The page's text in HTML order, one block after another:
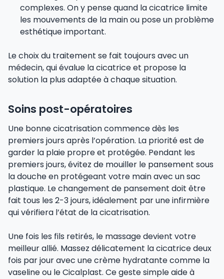
complexes. On y pense quand la cicatrice limite
les mouvements de la main ou pose un problème
esthétique important.
Le choix du traitement se fait toujours avec un
médecin, qui évalue la cicatrice et propose la
solution la plus adaptée à chaque situation.
Soins post-opératoires
Une bonne cicatrisation commence dès les
premiers jours après l’opération. La priorité est de
garder la plaie propre et protégée. Pendant les
premiers jours, évitez de mouiller le pansement sous
la douche en protégeant votre main avec un sac
plastique. Le changement de pansement doit être
fait tous les 2-3 jours, idéalement par une infirmière
qui vérifiera l’état de la cicatrisation.
Une fois les fils retirés, le massage devient votre
meilleur allié. Massez délicatement la cicatrice deux
fois par jour avec une crème hydratante comme la
vaseline ou le Cicalplast. Ce geste simple aide à